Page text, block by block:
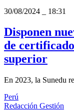
30/08/2024 18:31
Disponen
de
superior
En 2023, la Sunedu
Perú
Redacción Gestión